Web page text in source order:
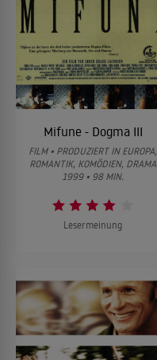
Mifune - Dogma III
FILM • PRODUZIERT IN EUROPA,
ROMANTIK, KOMÖDIEN, DRAMA
1999 • 98 MIN.
Lesermeinung